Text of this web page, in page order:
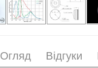
Огляд Відгуки